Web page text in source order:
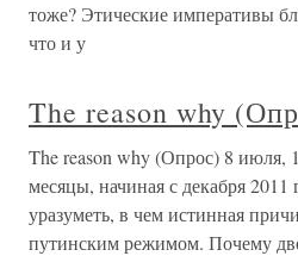
тоже? Этические императивы
что и у
The reason why
The reason why (Опрос) 8 июля,
месяцы, начиная с декабря 2011
уразуметь, в чем истинная
путинским режимом. Почему